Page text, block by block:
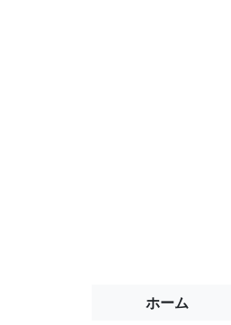
ホーム